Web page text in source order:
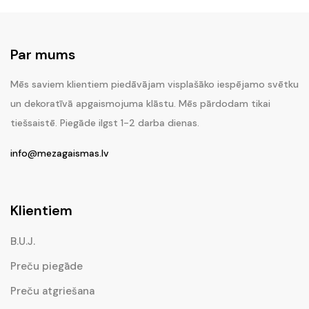
Par mums
Mēs saviem klientiem piedāvājam visplašāko iespējamo svētku
un dekoratīvā apgaismojuma klāstu. Mēs pārdodam tikai
tiešsaistē. Piegāde ilgst 1-2 darba dienas.
info@mezagaismas.lv
Klientiem
B.U.J.
Preču piegāde
Preču atgriešana